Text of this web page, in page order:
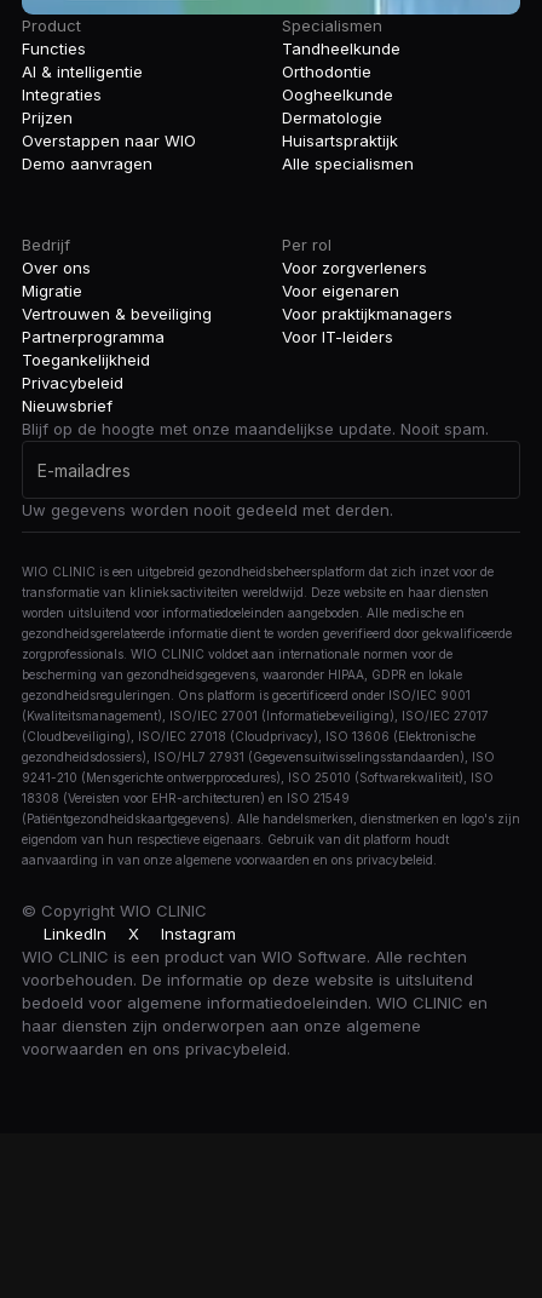
Product
Functies
AI & intelligentie
Integraties
Prijzen
Overstappen naar WIO
Demo aanvragen
Specialismen
Tandheelkunde
Orthodontie
Oogheelkunde
Dermatologie
Huisartspraktijk
Alle specialismen
Bedrijf
Over ons
Migratie
Vertrouwen & beveiliging
Partnerprogramma
Toegankelijkheid
Privacybeleid
Per rol
Voor zorgverleners
Voor eigenaren
Voor praktijkmanagers
Voor IT-leiders
Nieuwsbrief
Blijf op de hoogte met onze maandelijkse update. Nooit spam.
Uw gegevens worden nooit gedeeld met derden.
WIO CLINIC is een uitgebreid gezondheidsbeheersplatform dat zich inzet voor de
transformatie van klinieksactiviteiten wereldwijd. Deze website en haar diensten
worden uitsluitend voor informatiedoeleinden aangeboden. Alle medische en
gezondheidsgerelateerde informatie dient te worden geverifieerd door gekwalificeerde
zorgprofessionals. WIO CLINIC voldoet aan internationale normen voor de
bescherming van gezondheidsgegevens, waaronder HIPAA, GDPR en lokale
gezondheidsreguleringen. Ons platform is gecertificeerd onder ISO/IEC 9001
(Kwaliteitsmanagement), ISO/IEC 27001 (Informatiebeveiliging), ISO/IEC 27017
(Cloudbeveiliging), ISO/IEC 27018 (Cloudprivacy), ISO 13606 (Elektronische
gezondheidsdossiers), ISO/HL7 27931 (Gegevensuitwisselingsstandaarden), ISO
9241-210 (Mensgerichte ontwerpprocedures), ISO 25010 (Softwarekwaliteit), ISO
18308 (Vereisten voor EHR-architecturen) en ISO 21549
(Patiëntgezondheidskaartgegevens). Alle handelsmerken, dienstmerken en logo's zijn
eigendom van hun respectieve eigenaars. Gebruik van dit platform houdt
aanvaarding in van onze algemene voorwaarden en ons privacybeleid.
© Copyright WIO CLINIC
LinkedIn
X
Instagram
WIO CLINIC is een product van WIO Software. Alle rechten
voorbehouden. De informatie op deze website is uitsluitend
bedoeld voor algemene informatiedoeleinden. WIO CLINIC en
haar diensten zijn onderworpen aan onze algemene
voorwaarden en ons privacybeleid.